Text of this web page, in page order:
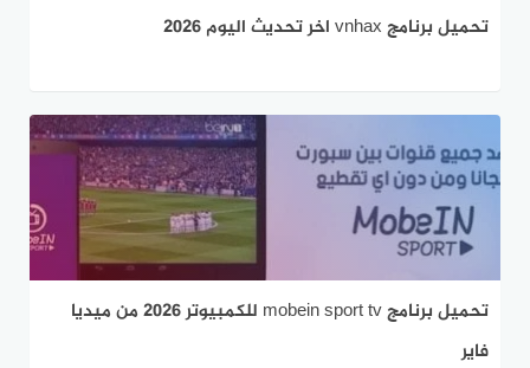
تحميل برنامج vnhax اخر تحديث اليوم 2026
تحميل برنامج mobein sport tv للكمبيوتر 2026 من ميديا
فاير